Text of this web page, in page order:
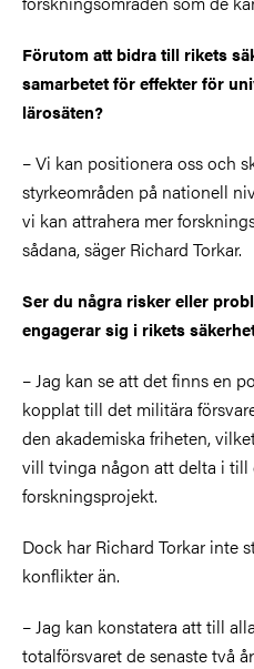
Förutom att bidra till rikets
samarbetet för effekter för
lärosäten?
– Vi kan positionera oss och
styrkeområden på nationell
vi kan attrahera mer
sådana, säger Richard Torkar.
Ser du några risker eller
engagerar sig i rikets
– Jag kan se att det finns en
kopplat till det militära
den akademiska friheten,
vill tvinga någon att delta i till
forskningsprojekt.
Dock har Richard Torkar inte
konflikter än.
– Jag kan konstatera att till
totalförsvaret de senaste två